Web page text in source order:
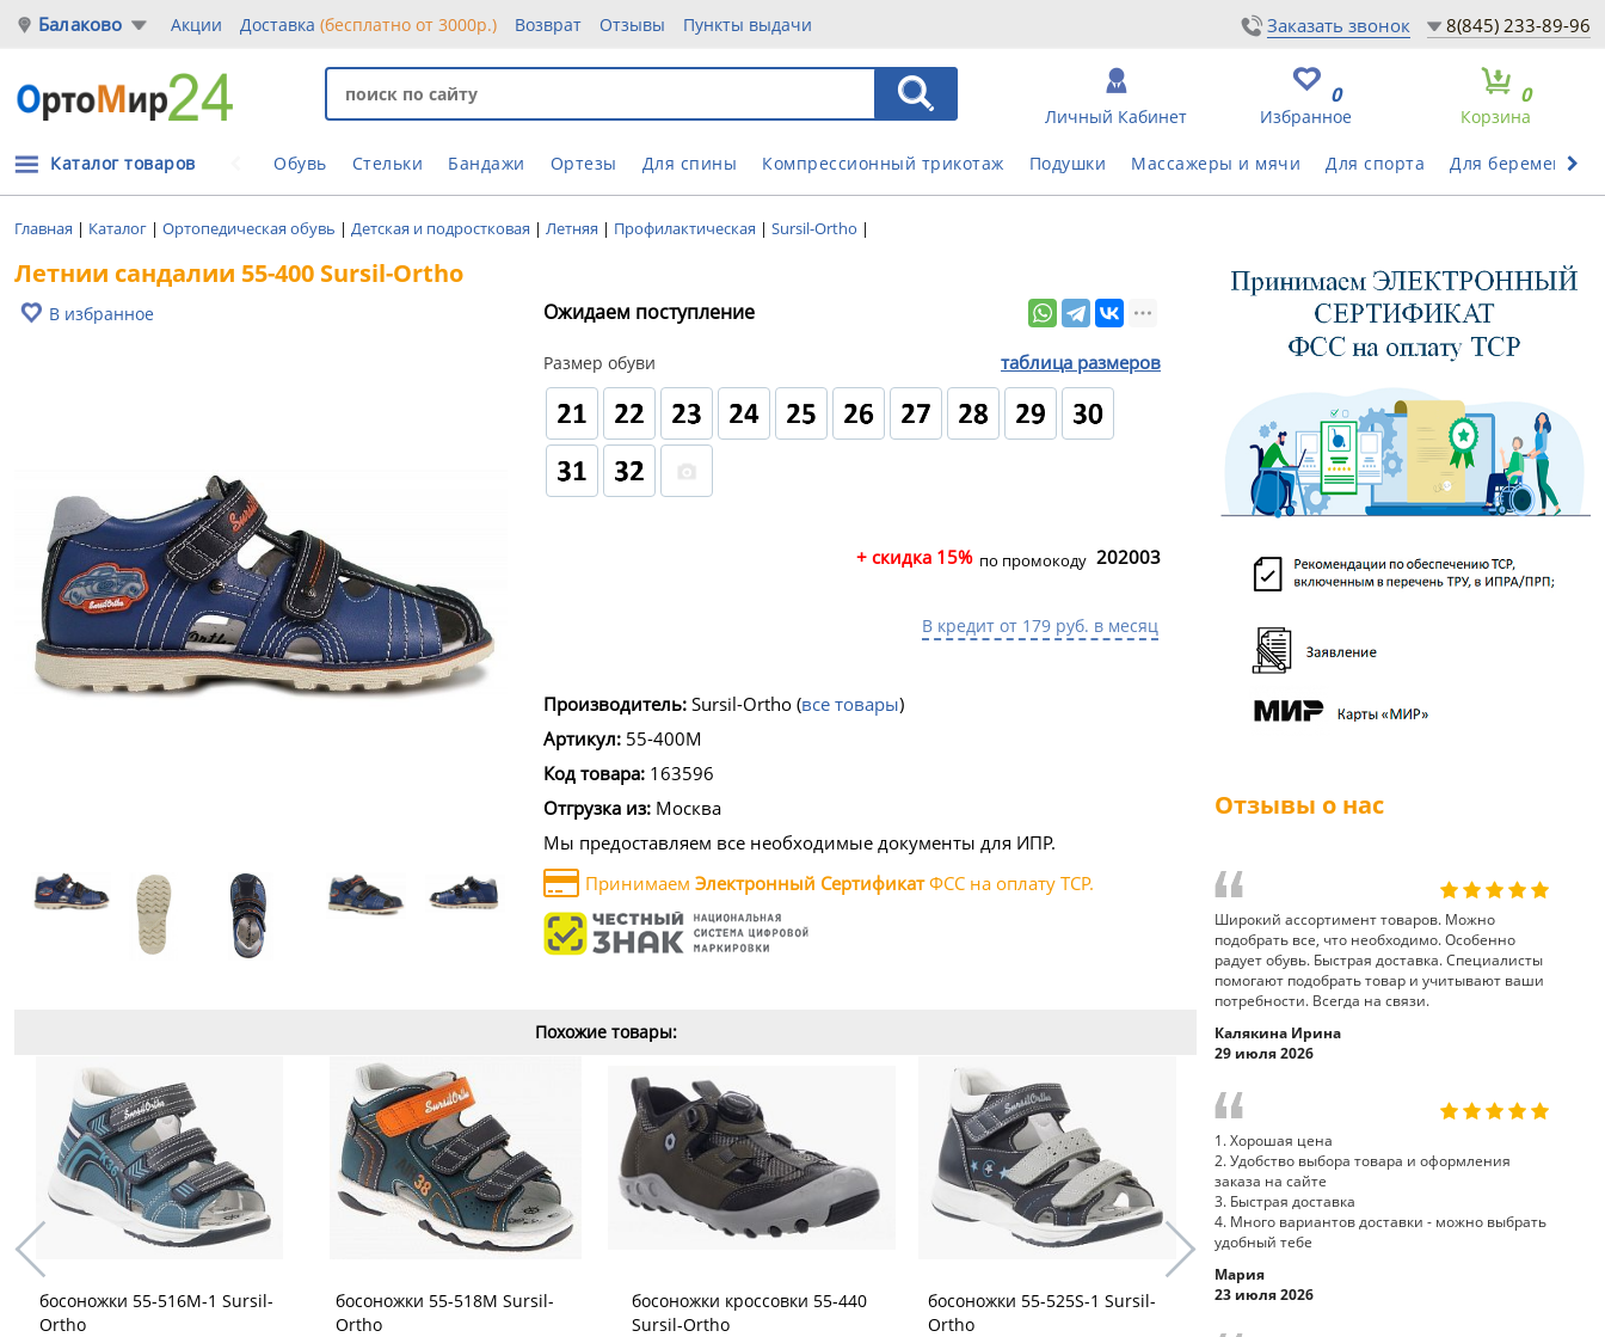
Балаково Акции Доставка (бесплатно от 3000р.) Возврат Отзывы Пункты выдачи Заказать звонок 8(845) 233-89-96
Корзина
0
Избранное
0
Личный Кабинет
Обувь Стельки Бандажи Ортезы Для спины Компрессионный трикотаж Подушки Массажеры и мячи Для спорта Для беременных
Каталог товаров
Главная | Каталог | Ортопедическая обувь | Детская и подростковая | Летняя | Профилактическая | Sursil-Ortho |
Летнии сандалии 55-400 Sursil-Ortho
В избранное Ожидаем поступление
Размер обуви таблица размеров
+ скидка 15% по промокоду 202003
В кредит от 179 руб. в месяц
Производитель: Sursil-Ortho(все товары)
Артикул: 55-400M
Код товара: 163596
Отгрузка из: Москва
Мы предоставляем все необходимые документы для ИПР.
Принимаем Электронный СертификатФСС на оплату ТСР.
Похожие товары:
босоножки 55-516M-1 Sursil-
Ortho
босоножки 55-518M Sursil-
Ortho
босоножки кроссовки 55-440
Sursil-Ortho
босоножки 55-525S-1 Sursil-
Ortho
босоножки 55-519S Sursil-
Отзывы о нас
Широкий ассортимент товаров. Можно
подобрать все, что необходимо. Особенно
радует обувь. Быстрая доставка. Специалисты
помогают подобрать товар и учитывают ваши
потребности. Всегда на связи.
Калякина Ирина
29 июля 2026
1. Хорошая цена
2. Удобство выбора товара и оформления
заказа на сайте
3. Быстрая доставка
4. Много вариантов доставки - можно выбрать
удобный тебе
Мария
23 июля 2026